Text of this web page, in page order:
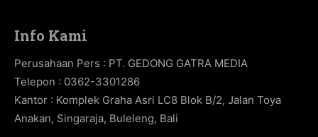
Info Kami
Perusahaan Pers : PT. GEDONG GATRA MEDIA
Telepon : 0362-3301286
Kantor : Komplek Graha Asri LC8 Blok B/2, Jalan Toya
Anakan, Singaraja, Buleleng, Bali